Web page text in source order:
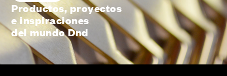
Productos, proyectos
e inspiraciones
del mundo Dnd